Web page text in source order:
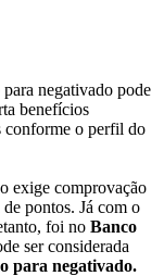
negativado pode
benefícios
conforme o perfil do
exige comprovação
pontos. Já com o
foi no Banco
ser considerada
para negativado.